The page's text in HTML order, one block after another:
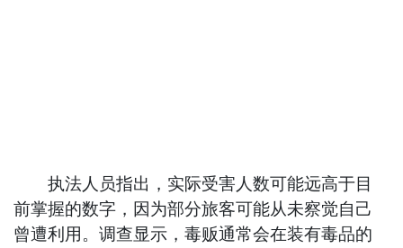
执法人员指出，实际受害人数可能远高于目
前掌握的数字，因为部分旅客可能从未察觉自己
曾遭利用。调查显示，毒贩通常会在装有毒品的